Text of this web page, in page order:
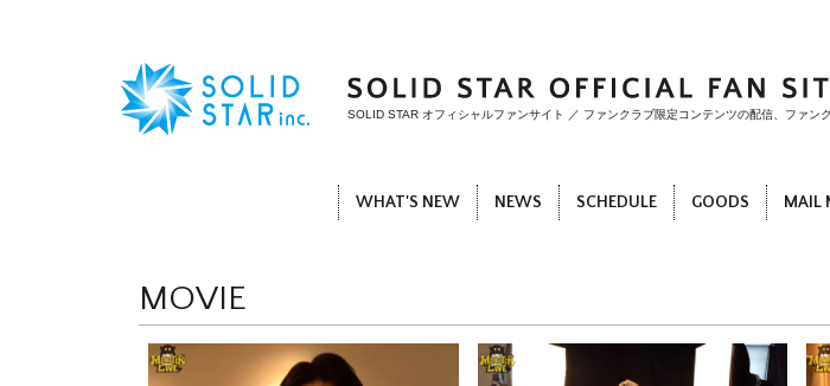
SOLID STAR オフィシャルファンサイト ／ ファンクラブ限定コンテンツの配信、ファン
WHAT'S NEW NEWS SCHEDULE GOODS MAIL
MOVIE